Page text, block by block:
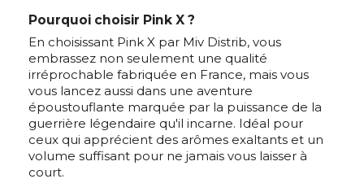
Pourquoi choisir Pink X ?
En choisissant Pink X par Miv Distrib, vous
embrassez non seulement une qualité
irréprochable fabriquée en France, mais vous
vous lancez aussi dans une aventure
époustouflante marquée par la puissance de la
guerrière légendaire qu'il incarne. Idéal pour
ceux qui apprécient des arômes exaltants et un
volume suffisant pour ne jamais vous laisser à
court.